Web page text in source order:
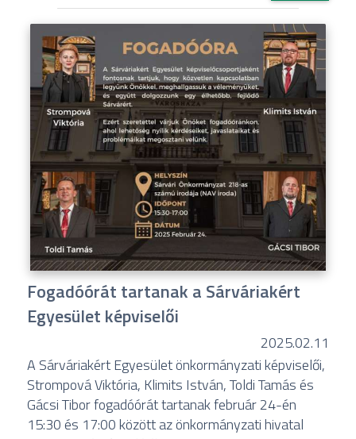
Fogadóórát tartanak a Sárváriakért
Egyesület képviselői
2025.02.11
A Sárváriakért Egyesület önkormányzati képviselői,
Strompová Viktória, Klimits István, Toldi Tamás és
Gácsi Tibor fogadóórát tartanak február 24-én
15:30 és 17:00 között az önkormányzati hivatal